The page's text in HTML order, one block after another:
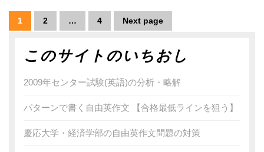
1 2 … 4 Next page
このサイトのいちおし
2009年センター試験(英語)の分析・略解
パターンで書く自由英作文 【合格最低ラインを狙う】
慶応大学・経済学部の自由英作文問題の対策